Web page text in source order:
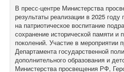
В пресс-центре Министерства
результаты реализации в 2025 году
на патриотическое воспитание
сохранение исторической памяти и
поколений. Участие в мероприятии
Департамента государственной
дополнительного образования и
Министерства просвещения РФ,